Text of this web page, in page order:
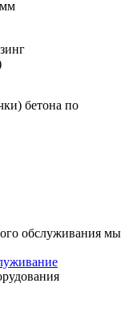
бетона по
обслуживания мы